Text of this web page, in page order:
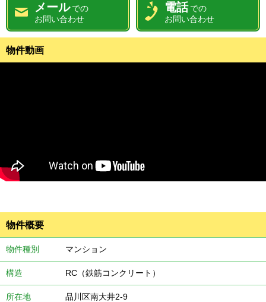
メール での
お問い合わせ
電話 での
お問い合わせ
物件動画
物件概要
物件種別 マンション
構造 RC（鉄筋コンクリート）
所在地 品川区南大井2-9